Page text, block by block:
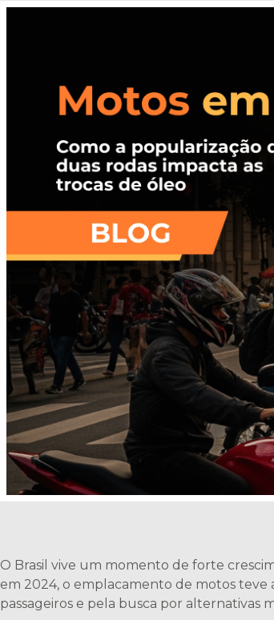
O Brasil vive um momento de forte
em 2024, o emplacamento de motos
passageiros e pela busca por alternativas